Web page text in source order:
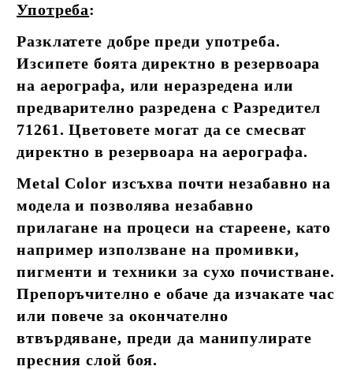
Употреба:
Разклатете добре преди употреба.
Изсипете боята директно в резервоара
на аерографа, или неразредена или
предварително разредена с Разредител
71261. Цветовете могат да се смесват
директно в резервоара на аерографа.
Metal Color изсъхва почти незабавно на
модела и позволява незабавно
прилагане на процеси на стареене, като
например използване на промивки,
пигменти и техники за сухо почистване.
Препоръчително е обаче да изчакате час
или повече за окончателно
втвърдяване, преди да манипулирате
пресния слой боя.